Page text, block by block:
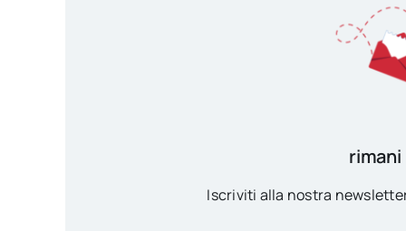
Iscriviti alla nostra